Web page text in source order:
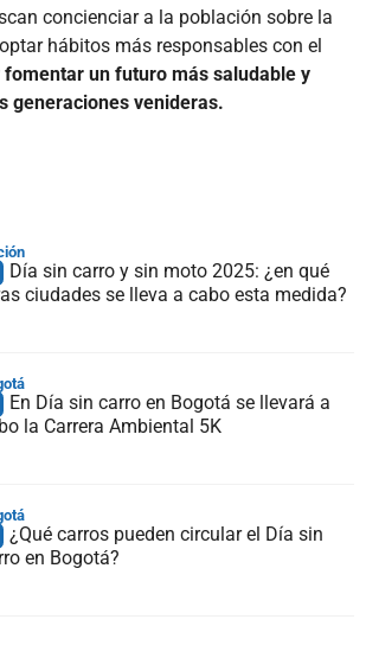
concienciar a la población sobre la
hábitos más responsables con el
un futuro más saludable y
generaciones venideras.
Día sin carro y sin moto 2025: ¿en qué
ciudades se lleva a cabo esta medida?
En Día sin carro en Bogotá se llevará a
la Carrera Ambiental 5K
¿Qué carros pueden circular el Día sin
en Bogotá?